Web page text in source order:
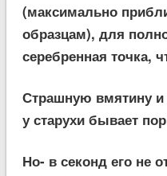
(максимально
образцам), для
серебренная точка,
Страшную вмятину
у старухи бывает
Но- в секонд его не